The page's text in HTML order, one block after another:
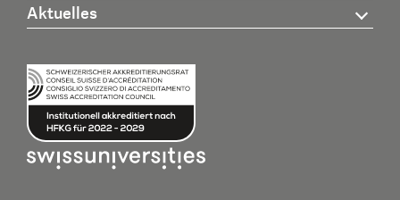
Aktuelles